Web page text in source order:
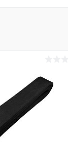
Сравнение